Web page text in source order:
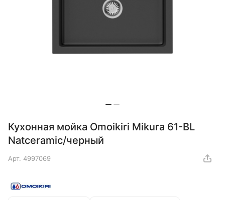
Кухонная мойка Omoikiri Mikura 61-BL
Natceramic/черный
Арт. 4997069